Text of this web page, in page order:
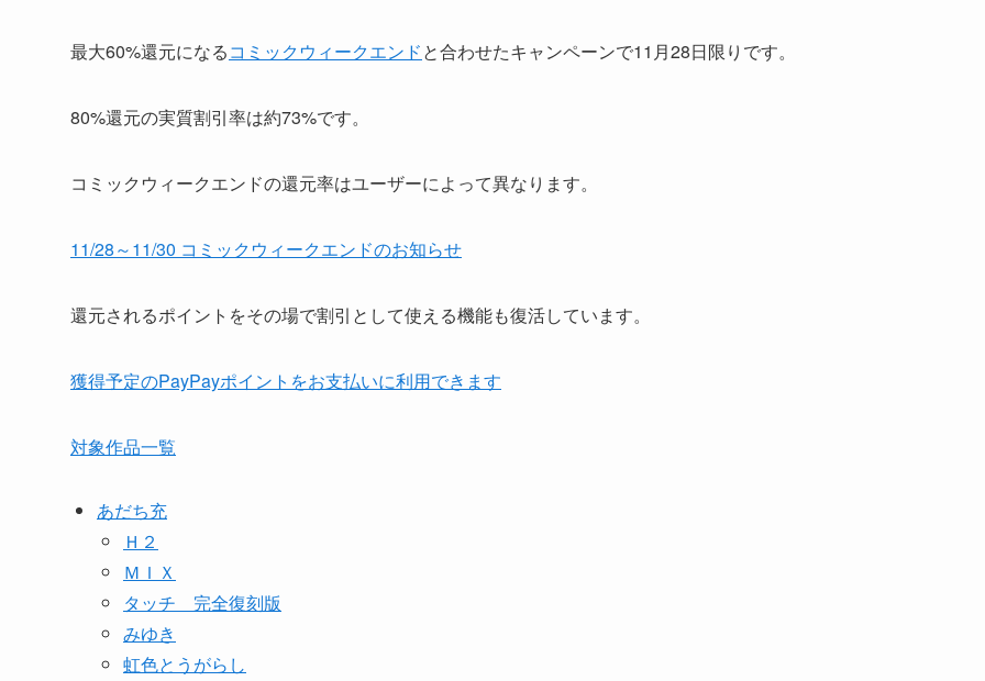
最大60%還元になるコミックウィークエンドと合わせたキャンペーンで11月28日限りです。
80%還元の実質割引率は約73%です。
コミックウィークエンドの還元率はユーザーによって異なります。
11/28～11/30 コミックウィークエンドのお知らせ
還元されるポイントをその場で割引として使える機能も復活しています。
獲得予定のPayPayポイントをお支払いに利用できます
対象作品一覧
あだち充
Ｈ２
ＭＩＸ
タッチ 完全復刻版
みゆき
虹色とうがらし